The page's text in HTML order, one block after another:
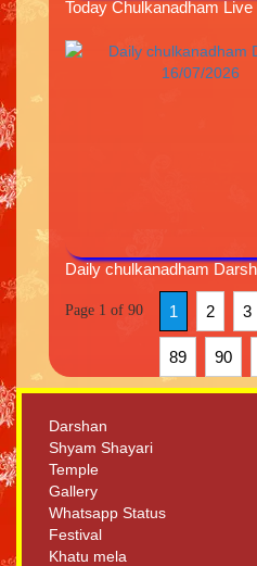
Today Chulkanadham
Daily chulkanadham
Page 1 of 90 1 2 3
89 90
Darshan
Shyam Shayari
Temple
Gallery
Whatsapp Status
Festival
Khatu mela